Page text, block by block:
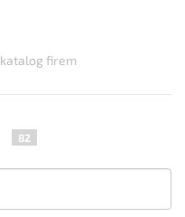
katalog firem
82